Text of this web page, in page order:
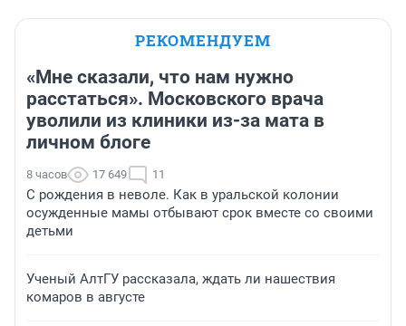
РЕКОМЕНДУЕМ
«Мне сказали, что нам нужно
расстаться». Московского врача
уволили из клиники из-за мата в
личном блоге
8 часов 17 649 11
С рождения в неволе. Как в уральской колонии
осужденные мамы отбывают срок вместе со своими
детьми
Ученый АлтГУ рассказала, ждать ли нашествия
комаров в августе